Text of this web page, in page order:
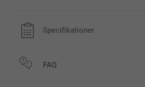
Specifikationer
FAQ